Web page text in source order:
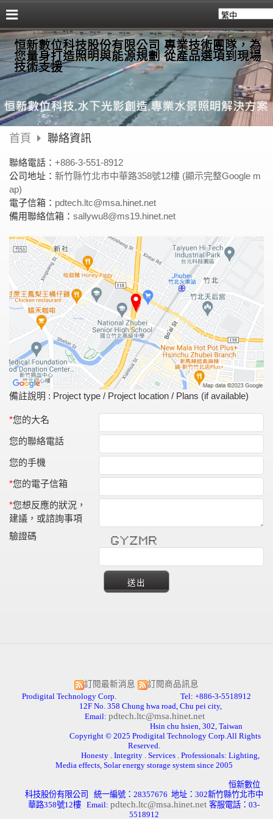
恒新數位科技股份有限公司 專業技術團隊，為
您量身打造照明與能源規劃 從產品選項到現場
技術支援
首頁 聯絡資訊
聯絡電話： +886-3-551-8912
公司地址： 新竹縣竹北市中華路358號12樓 (顯示完整Google m
ap)
電子信箱： pdtech.ltc@msa.hinet.net
備用聯絡信箱： sallywu8@ms19.hinet.net
備註說明 : Project type / Project location / Plans (if available)
*您的大名
您的聯絡電話
您的手機
*您的電子信箱
*您想反應的狀況，
建議，或諮詢事項
驗證碼
***** * * ******* * * ******
* * * * * ** ** * *
* * * * * * * * * *
* * * * * * ******
* *** * * * * * *
* * * * * * * *
***** * ******* * * * *
訂閱最新消息
訂閱商品訊息
Prodigital Technology Corp. Tel: +886-3-5518912
12F No. 358 Chung hwa road, Chu pei city,
Email: pdtech.ltc@msa.hinet.net
Hsin chu hsien, 302, Taiwan
Copyright © 2025 Prodigital Technology Corp.All Rights
Reserved.
Honesty . Integrity . Services . Professionals: Lighting,
Media effects, Solar energy storage system since 2005
恒新數位
科技股份有限公司 統一編號： 28357676 地址： 302新竹縣竹北市中
華路358號12樓 Email: pdtech.ltc@msa.hinet.net 客服電話： 03-
5518912